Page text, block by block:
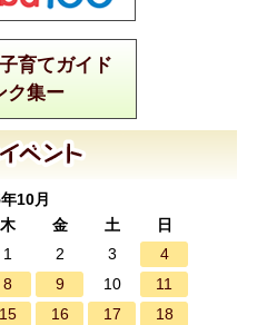
育てガイド
ク集ー
10月
木 金 土
日
1
2 3
4
8 9 10
11
15 16 17
18